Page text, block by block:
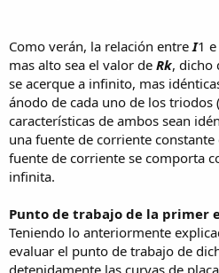
Como verán, la relación entre I1 e
mas alto sea el valor de Rk, dicho
se acerque a infinito, mas
ánodo de cada uno de los triodos
características de ambos sean
una fuente de corriente
fuente de corriente se comporta
infinita.
Punto de trabajo de la primer
Teniendo lo anteriormente
evaluar el punto de trabajo de
detenidamente las curvas de